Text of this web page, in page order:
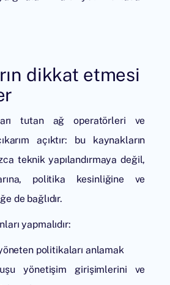
dikkat etmesi
tutan ağ operatörleri ve
açıktır: bu kaynakların
teknik yapılandırmaya değil,
politika kesinliğine ve
de bağlıdır.
yapmalıdır:
politikaları anlamak
yönetişim girişimlerini ve